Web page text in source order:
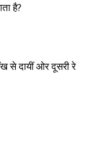
है?
से दायीं ओर दूसरी रे